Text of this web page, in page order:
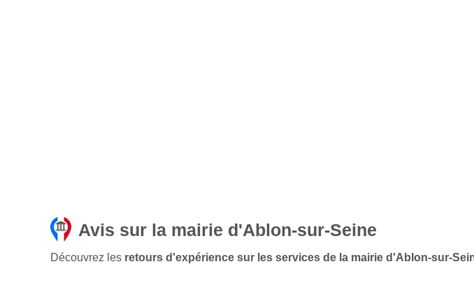
Avis sur la mairie d'Ablon-sur-Seine
Découvrez les retours d'expérience sur les services de la mairie d'Ablon-sur-